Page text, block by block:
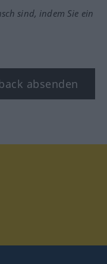
sind, indem Sie ein
absenden